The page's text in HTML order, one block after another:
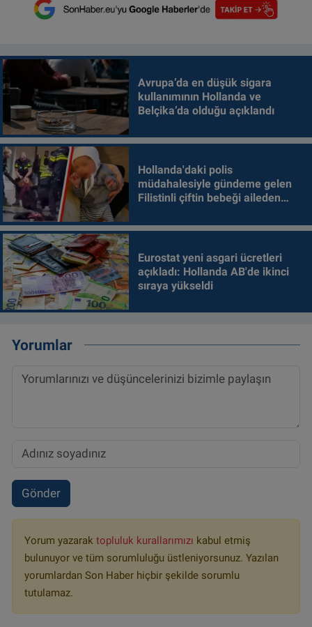
Avrupa’da en düşük sigara
kullanımının Hollanda ve
Belçika’da olduğu açıklandı
Hollanda'daki polis
müdahalesiyle gündeme gelen
Filistinli çiftin bebeği aileden
Eurostat yeni asgari ücretleri
açıkladı: Hollanda AB'de ikinci
sıraya yükseldi
Yorumlar
Gönder
Yorum yazarak topluluk kurallarımızı kabul etmiş
bulunuyor ve tüm sorumluluğu üstleniyorsunuz. Yazılan
yorumlardan Son Haber hiçbir şekilde sorumlu
tutulamaz.